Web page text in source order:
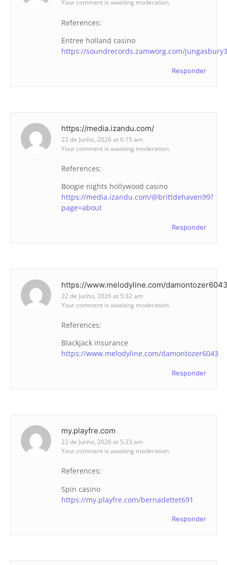
Your comment is awaiting moderation.
References:
Entree holland casino
https://soundrecords.zamworg.com/
Responder
https://media.izandu.com/
22 de Junho, 2026 at 6:15 am
Your comment is awaiting moderation.
References:
Boogie nights hollywood casino
https://media.izandu.com/@brittdehaven99?
page=about
Responder
https://www.melodyline.com/
22 de Junho, 2026 at 5:32 am
Your comment is awaiting moderation.
References:
Blackjack insurance
https://www.melodyline.com/damontozer6043
Responder
my.playfre.com
22 de Junho, 2026 at 5:23 am
Your comment is awaiting moderation.
References:
Spin casino
https://my.playfre.com/bernadettet691
Responder